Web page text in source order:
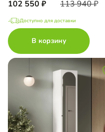
102 550 113 940
Доступно для доставки
В корзину